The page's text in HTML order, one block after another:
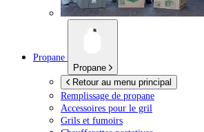
Propane
Propane
Retour au menu principal
Remplissage de propane
Accessoires pour le gril
Grils et fumoirs